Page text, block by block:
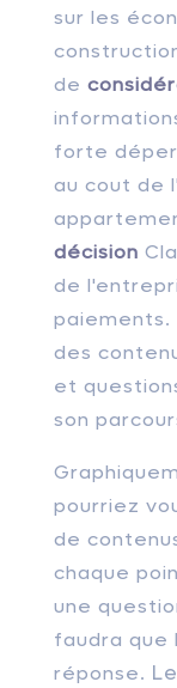
sur les
de
forte
au cout de
décision
de
paiements.
des
et
son
pourriez
de
chaque
une
faudra que
réponse.